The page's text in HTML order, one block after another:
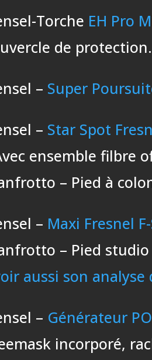
Torche EH Pro
de protection.
– Super
– Star Spot
ensemble filbre
– Pied à
– Maxi Fresnel
– Pied
aussi son analyse
– Générateur
incorporé,